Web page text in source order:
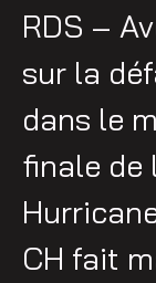
RDS –
sur la
dans le
finale de
CH fait